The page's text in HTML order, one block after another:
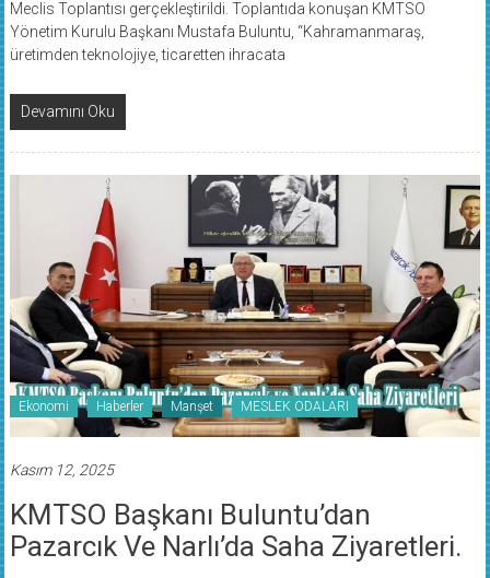
Yönetim Kurulu Başkanı Mustafa Buluntu, “Kahramanmaraş,
üretimden teknolojiye, ticaretten ihracata
Devamını Oku
Ekonomi Haberler Manşet MESLEK ODALARI
KMTSO Başkanı Buluntu’dan
Pazarcık Ve Narlı’da Saha Ziyaretleri.